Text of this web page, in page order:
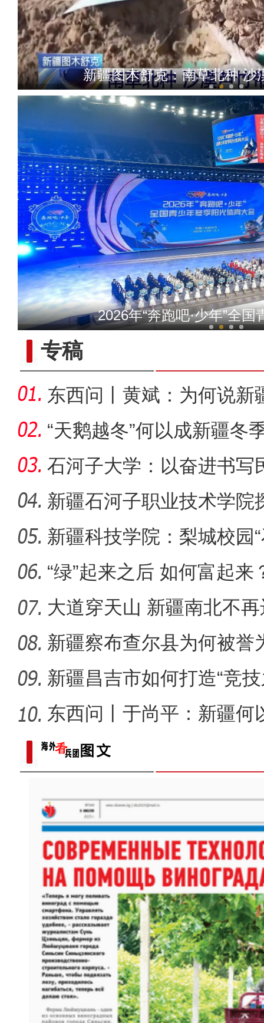
新疆图木舒克：南草北种 沙
新疆铁门关：迎数千只灰鹤
新疆4000亩沙漠盐
2026年“奔跑吧·少年”全
专稿
东西问丨黄斌：为何说新
一部交
“天鹅越冬”何以成新疆冬
石河子大学：以奋进书写
新疆石河子职业技术学院
同体意
新疆科技学院：梨城校园
绘“同心
“绿”起来之后 如何富起来
大道穿天山 新疆南北不
新疆察布查尔县为何被誉
新疆昌吉市如何打造“竞
东西问丨于尚平：新疆何
局？